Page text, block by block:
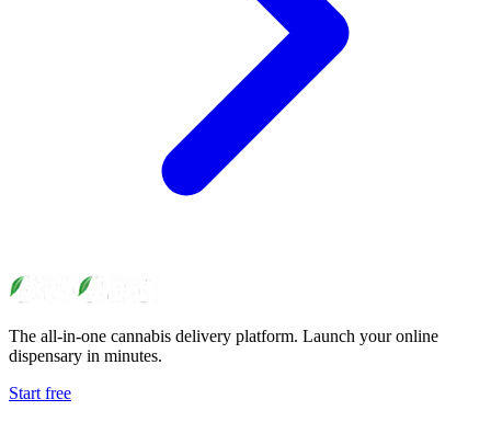
The all-in-one cannabis delivery platform. Launch your online
dispensary in minutes.
Start free